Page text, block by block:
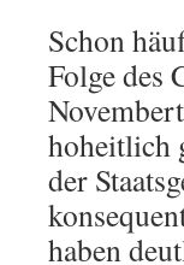
Schon
Folge des
hoheitlich
der
haben